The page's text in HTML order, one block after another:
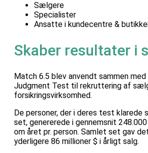
Sælgere
Specialister
Ansatte i kundecentre &
Skaber resultater i
Match 6.5 blev anvendt sammen
Judgment Test til rekruttering af
forsikringsvirksomhed.
De personer, der i deres test klarede
set, genererede i gennemsnit
om året pr. person. Samlet set gav
yderligere 86 millioner $ i årligt salg.